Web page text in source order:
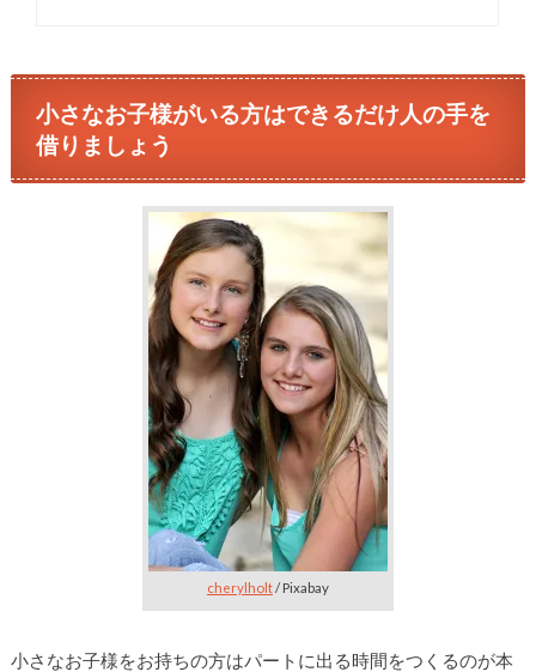
小さなお子様がいる方はできるだけ人の手を
借りましょう
cherylholt/ Pixabay
小さなお子様をお持ちの方はパートに出る時間をつくるのが本